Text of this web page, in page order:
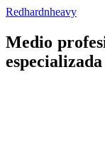
Redhardnheavy
Medio